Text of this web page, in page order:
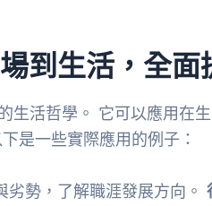
到生活，全面
生活哲學。 它可以應用在
是一些實際應用的例子：
劣勢，了解職涯發展方向。